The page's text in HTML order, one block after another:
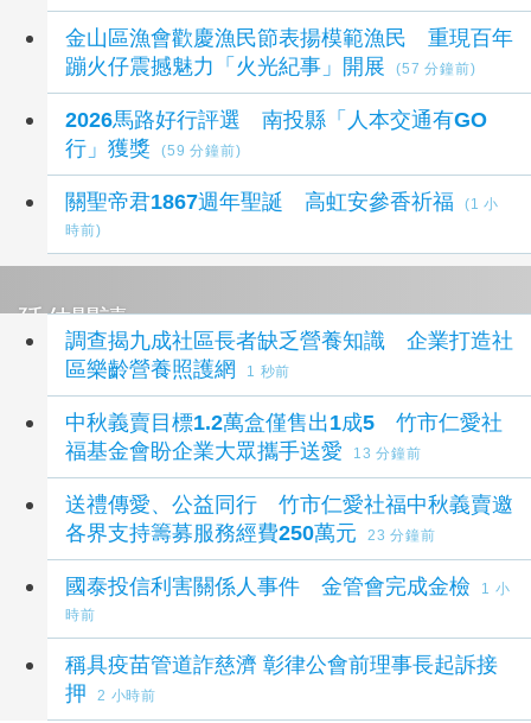
金山區漁會歡慶漁民節表揚模範漁民 重現百年
蹦火仔震撼魅力「火光紀事」開展
(57 分鐘前)
2026馬路好行評選 南投縣「人本交通有GO
行」獲獎
(59 分鐘前)
關聖帝君1867週年聖誕 高虹安參香祈福
(1 小
時前)
延伸閱讀
調查揭九成社區長者缺乏營養知識 企業打造社
區樂齡營養照護網
1 秒前
中秋義賣目標1.2萬盒僅售出1成5 竹市仁愛社
福基金會盼企業大眾攜手送愛
13 分鐘前
送禮傳愛、公益同行 竹市仁愛社福中秋義賣邀
各界支持籌募服務經費250萬元
23 分鐘前
國泰投信利害關係人事件 金管會完成金檢
1 小
時前
稱具疫苗管道詐慈濟 彰律公會前理事長起訴接
押
2 小時前